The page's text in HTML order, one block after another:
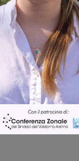
In vetrina 3
Estra Notizie
studenti
debutta il